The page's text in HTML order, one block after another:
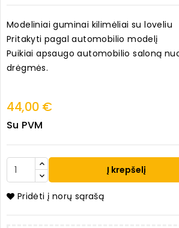
Modeliniai guminai kilimėliai su loveliu
Pritakyti pagal automobilio modelį
Puikiai apsaugo automobilio saloną
drėgmės.
44,00 €
Su PVM
Į krepšelį
Pridėti į norų sąrašą